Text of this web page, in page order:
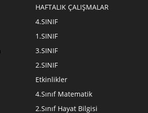
HAFTALIK ÇALIŞMALAR
4.SINIF
1.SINIF
3.SINIF
2.SINIF
Etkinlikler
4.Sınıf Matematik
2.Sınıf Hayat Bilgisi